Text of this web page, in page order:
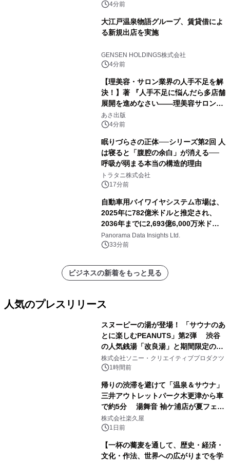
4分前
大江戸温泉物語グループ、賃貸借によ
る新規出店を実施
GENSEN HOLDINGS株式会社
4分前
【理美容・サロン業界の人手不足を解
決！】著 『人手不足に悩んだら多店舗
展開を進めなさい――理美容サロン
「多店舗展開」の教科書』2026年8月
24日（月）発売
あさ出版
4分前
眠りづらさの正体──シリーズ第2回 人
は寝ると「腹腔の余白」が消える──
呼吸が弱まる本当の構造的理由
トラタニ株式会社
17分前
自動車用バイワイヤシステム市場は、
2025年に782億米ドルと推定され、
2036年までに2,693億6,000万米ドル
に達すると予測されており、予測期間
（2026年～2036年）
Panorama Data Insights Ltd.
33分前
ビジネスの新着をもっと見る
人気のプレスリリース
スヌーピーの湯が登場！ 「サウナのあ
とに楽しむPEANUTS」第2弾 渋谷
の人気銭湯「改良湯」と期間限定のコ
ラボレーション サウナイキタイコラ
ボグッズも発売決定！
株式会社ソニー・クリエイティブプロダクツ
1時間前
帰りの渋滞を避けて「温泉＆サウナ」
三井アウトレットパーク木更津から車
で約5分 湯舞音 袖ケ浦店が夏フェア
メニューを提供
株式会社楽久屋
1日前
【一杯の蕎麦を通して、歴史・経済・
文化・作法、世界への広がりまでを学